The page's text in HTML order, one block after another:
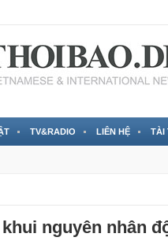
TV&RADIO LIÊN HỆ TÀI
nguyên nhân